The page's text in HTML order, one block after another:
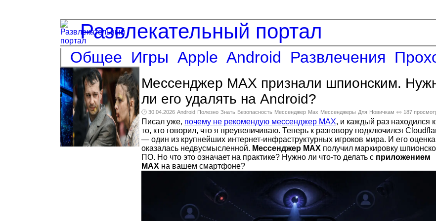
Развлекательный портал
Общее Игры Apple Android Развлечения
Мессенджер MAX признали шпионским.
ли его удалять на Android?
🕑 30.04.2026 Android Полезно Знать Безопасность Мессенджер Max Мессенджеры Для Новичкам 👀 187
Писал уже, почему не рекомендую мессенджер MAX, и каждый раз находился
то, кто говорил, что я преувеличиваю. Теперь к разговору подключился
— один из крупнейших интернет-инфраструктурных игроков мира. И его оценка
оказалась недвусмысленной. Мессенджер MAX получил маркировку
ПО. Но что это означает на практике? Нужно ли что-то делать с приложением
MAX на вашем смартфоне?